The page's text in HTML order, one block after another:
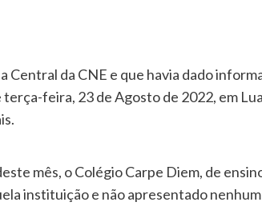
Central da CNE e que havia dado
feira, 23 de Agosto de 2022, em
mês, o Colégio Carpe Diem, de
instituição e não apresentado